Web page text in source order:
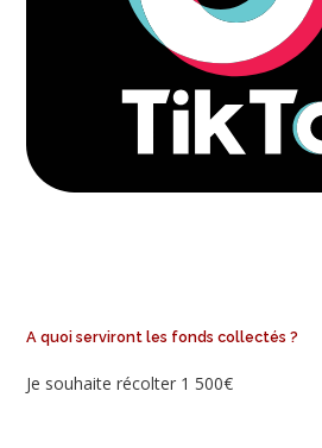
A quoi serviront les fonds collectés ?
Je souhaite récolter 1 500€